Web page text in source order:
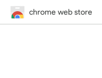
chrome web store